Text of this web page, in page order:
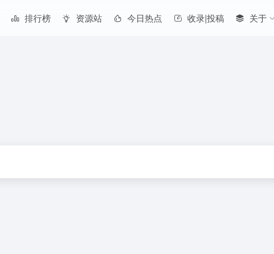
排行榜 资源站 今日热点 收录|投稿 关于